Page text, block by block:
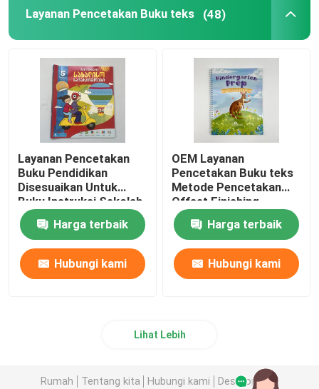
Layanan Pencetakan Buku teks (48)
Layanan Pencetakan
Buku Pendidikan
Disesuaikan Untuk
Buku Instruksi Sekolah
Harga terbaik
Hubungi kami
OEM Layanan
Pencetakan Buku teks
Metode Pencetakan
Offset Finishing
Graining
Harga terbaik
Hubungi kami
Lihat Lebih
Rumah Tentang kita Hubungi kami Desktop Site